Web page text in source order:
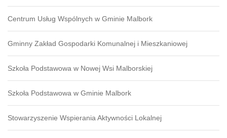
Centrum Usług Wspólnych w Gminie Malbork
Gminny Zakład Gospodarki Komunalnej i Mieszkaniowej
Szkoła Podstawowa w Nowej Wsi Malborskiej
Szkoła Podstawowa w Gminie Malbork
Stowarzyszenie Wspierania Aktywności Lokalnej